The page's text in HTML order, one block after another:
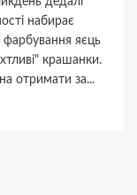
набирає
фарбування яєць
крашанки.
отримати за...